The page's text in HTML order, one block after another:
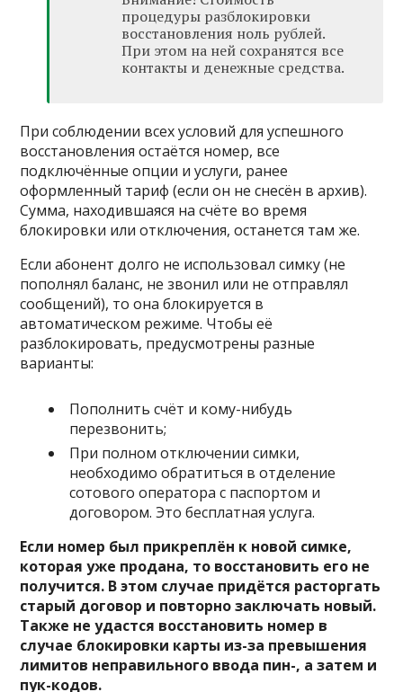
процедуры разблокировки
восстановления ноль рублей.
При этом на ней сохранятся все
контакты и денежные средства.
При соблюдении всех условий для успешного
восстановления остаётся номер, все
подключённые опции и услуги, ранее
оформленный тариф (если он не снесён в архив).
Сумма, находившаяся на счёте во время
блокировки или отключения, останется там же.
Если абонент долго не использовал симку (не
пополнял баланс, не звонил или не отправлял
сообщений), то она блокируется в
автоматическом режиме. Чтобы её
разблокировать, предусмотрены разные
варианты:
Пополнить счёт и кому-нибудь
перезвонить;
При полном отключении симки,
необходимо обратиться в отделение
сотового оператора с паспортом и
договором. Это бесплатная услуга.
Если номер был прикреплён к новой симке,
которая уже продана, то восстановить его не
получится. В этом случае придётся расторгать
старый договор и повторно заключать новый.
Также не удастся восстановить номер в
случае блокировки карты из-за превышения
лимитов неправильного ввода пин-, а затем и
пук-кодов.